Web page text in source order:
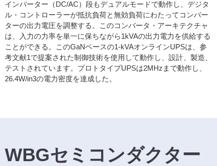
インバーター（DC/AC）段もデュアルモードで動作し、デジタ
ル・コントローラーが抵抗負荷と無効負荷にわたってコンバー
ターの出力電圧を調整する。このコンバータ・アーキテクチャ
は、入力の力率を単一に保ちながら1kVAの出力電力を供給する
ことができる。このGaNベースの1-kVAオンラインUPSは、参
考文献1で提案された制御技術を使用して動作し、設計、製造、
テストされています。プロトタイプUPSは2MHzまで動作し、
26.4W/in3の電力密度を達成した。
WBGセミコンダクター